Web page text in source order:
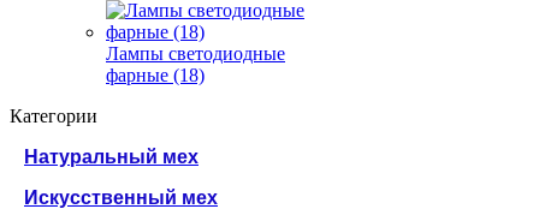
Лампы светодиодные
фарные (18)
Категории
Натуральный мех
Искусственный мех